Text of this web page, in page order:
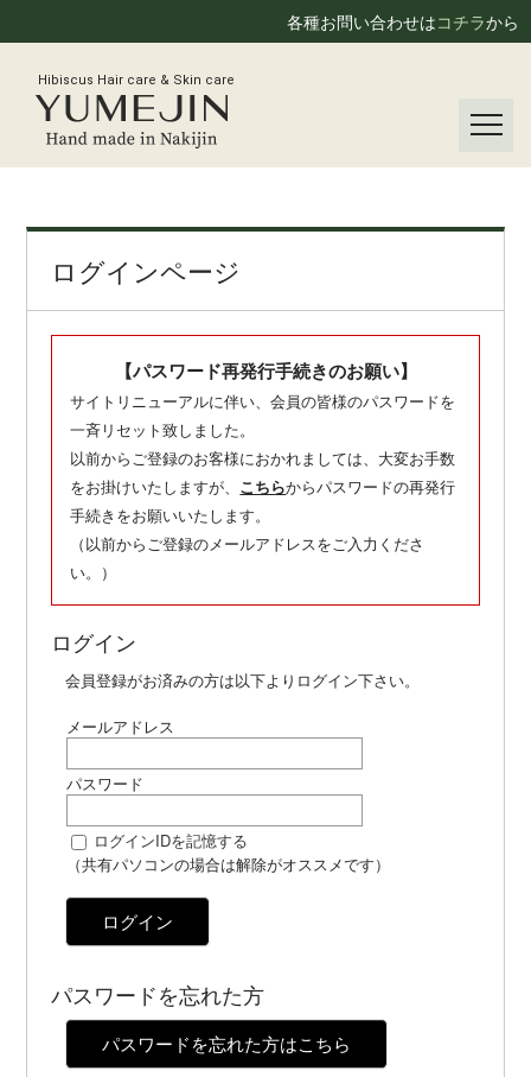
各種お問い合わせはコチラから
Hibiscus Hair care & Skin care
ログインページ
【パスワード再発行手続きのお願い】
サイトリニューアルに伴い、会員の皆様のパスワードを
一斉リセット致しました。
以前からご登録のお客様におかれましては、大変お手数
をお掛けいたしますが、 こちらからパスワードの再発行
手続きをお願いいたします。
（以前からご登録のメールアドレスをご入力くださ
い。）
ログイン
会員登録がお済みの方は以下よりログイン下さい。
メールアドレス
パスワード
ログインIDを記憶する
（共有パソコンの場合は解除がオススメです）
ログイン
パスワードを忘れた方
パスワードを忘れた方はこちら